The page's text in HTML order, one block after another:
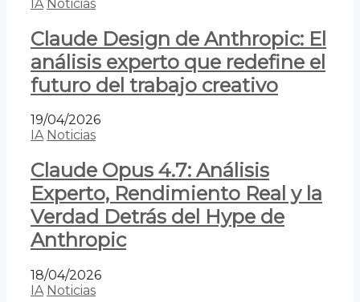
IA Noticias
Claude Design de Anthropic: El
análisis experto que redefine el
futuro del trabajo creativo
19/04/2026
IA Noticias
Claude Opus 4.7: Análisis
Experto, Rendimiento Real y la
Verdad Detrás del Hype de
Anthropic
18/04/2026
IA Noticias